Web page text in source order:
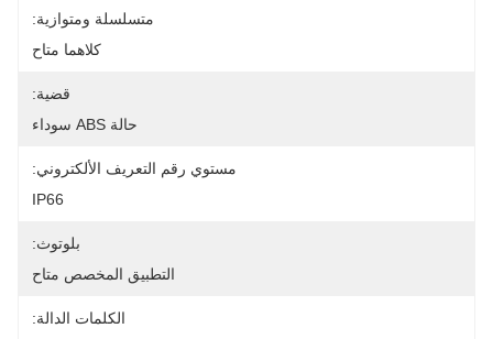
متسلسلة ومتوازية:
كلاهما متاح
قضية:
حالة ABS سوداء
مستوي رقم التعريف الألكتروني:
IP66
بلوتوث:
التطبيق المخصص متاح
الكلمات الدالة: